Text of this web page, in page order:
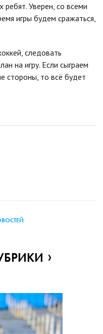
ребят. Уверен, со всеми
игры будем сражаться,
следовать
на игру. Если сыграем
стороны, то всё будет